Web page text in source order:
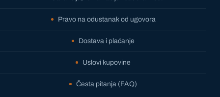
Pravo na odustanak od ugovora
Dostava i plaćanje
Uslovi kupovine
Česta pitanja (FAQ)